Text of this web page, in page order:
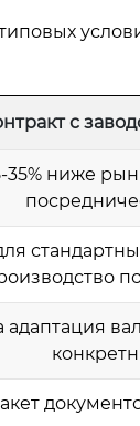
с
35% ниже